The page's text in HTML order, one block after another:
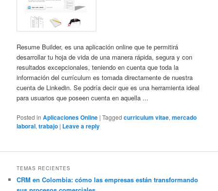
Resume Builder, es una aplicación online que te permitirá
desarrollar tu hoja de vida de una manera rápida, segura y con
resultados excepcionales, teniendo en cuenta que toda la
información del currículum es tomada directamente de nuestra
cuenta de Linkedin. Se podría decir que es una herramienta ideal
para usuarios que poseen cuenta en aquella ...
Posted in Aplicaciones Online |Tagged curriculum vitae,mercado
laboral,trabajo | Leave a reply
TEMAS RECIENTES
CRM en Colombia: cómo las empresas están transformando